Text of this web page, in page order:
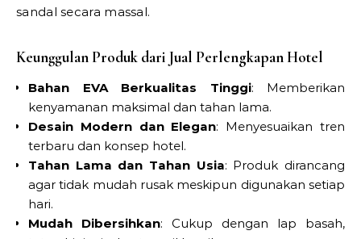
sandal secara massal.
Keunggulan Produk dari Jual Perlengkapan Hotel
Bahan EVA Berkualitas Tinggi: Memberikan
kenyamanan maksimal dan tahan lama.
Desain Modern dan Elegan: Menyesuaikan tren
terbaru dan konsep hotel.
Tahan Lama dan Tahan Usia: Produk dirancang
agar tidak mudah rusak meskipun digunakan setiap
hari.
Mudah Dibersihkan: Cukup dengan lap basah,